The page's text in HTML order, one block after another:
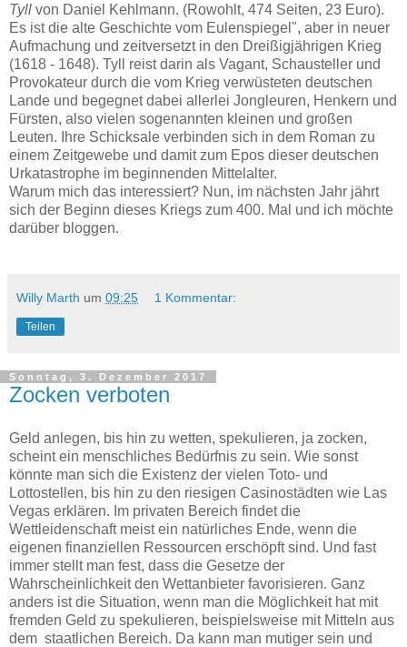
Tyll von Daniel Kehlmann. (Rowohlt, 474 Seiten, 23 Euro).
Es ist die alte Geschichte vom Eulenspiegel", aber in neuer
Aufmachung und zeitversetzt in den Dreißigjährigen Krieg
(1618 - 1648). Tyll reist darin als Vagant, Schausteller und
Provokateur durch die vom Krieg verwüsteten deutschen
Lande und begegnet dabei allerlei Jongleuren, Henkern und
Fürsten, also vielen sogenannten kleinen und großen
Leuten. Ihre Schicksale verbinden sich in dem Roman zu
einem Zeitgewebe und damit zum Epos dieser deutschen
Urkatastrophe im beginnenden Mittelalter.
Warum mich das interessiert? Nun, im nächsten Jahr jährt
sich der Beginn dieses Kriegs zum 400. Mal und ich möchte
darüber bloggen.
Willy Marth um 09:25 1 Kommentar:
Teilen
Sonntag, 3. Dezember 2017
Zocken verboten
Geld anlegen, bis hin zu wetten, spekulieren, ja zocken,
scheint ein menschliches Bedürfnis zu sein. Wie sonst
könnte man sich die Existenz der vielen Toto- und
Lottostellen, bis hin zu den riesigen Casinostädten wie Las
Vegas erklären. Im privaten Bereich findet die
Wettleidenschaft meist ein natürliches Ende, wenn die
eigenen finanziellen Ressourcen erschöpft sind. Und fast
immer stellt man fest, dass die Gesetze der
Wahrscheinlichkeit den Wettanbieter favorisieren. Ganz
anders ist die Situation, wenn man die Möglichkeit hat mit
fremden Geld zu spekulieren, beispielsweise mit Mitteln aus
dem staatlichen Bereich. Da kann man mutiger sein und